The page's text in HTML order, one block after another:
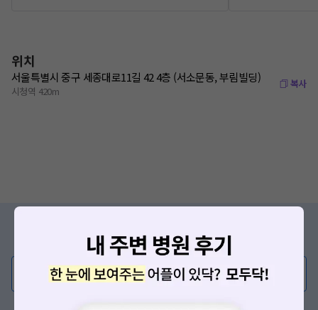
위치
서울특별시 중구 세종대로11길 42 4층 (서소문동, 부림빌딩)
시청역 420m
복사
증상/치료, 궁금한 점이 있나요?
의사가 직접 답해드려요!
💬 무엇이든 물어보세요